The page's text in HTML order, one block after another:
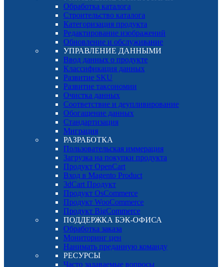
Обработка каталога
Строительство каталога
Категоризация продукта
Редактирование изображений
Обновление и обслуживание
УПРАВЛЕНИЕ ДАННЫМИ
Ввод данных о продукте
Классификация данных
Развитие SKU
Развитие таксономии
Очистка данных
Соответствие и деупливирование
Обогащение данных
Стандартизация
Миграция
РАЗРАБОТКА
Пользовательская иммерация
Загрузка на покупки продукта
Продукт OpenCart
Вход в Magento Product
3dCart Продукт
Продукт OsCommerce
Продукт WooCommerce
Продукт BigCommerce
ПОДДЕРЖКА БЭК-ОФИСА
Обработка заказа
Мониторинг цен
Нанимать преданную команду
РЕСУРСЫ
Часто задаваемые вопросы